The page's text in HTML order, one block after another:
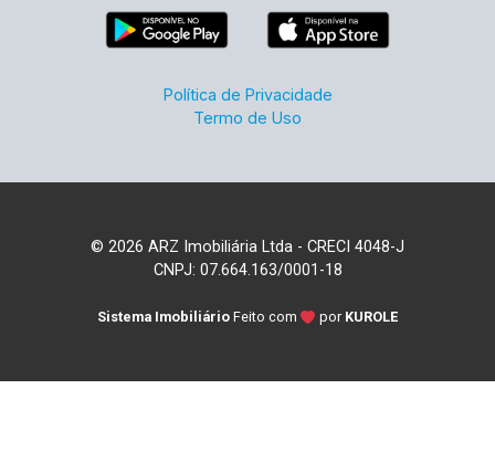
Política de Privacidade
Termo de Uso
© 2026 ARZ Imobiliária Ltda - CRECI 4048-J
CNPJ: 07.664.163/0001-18
Sistema Imobiliário Feito com por KUROLE